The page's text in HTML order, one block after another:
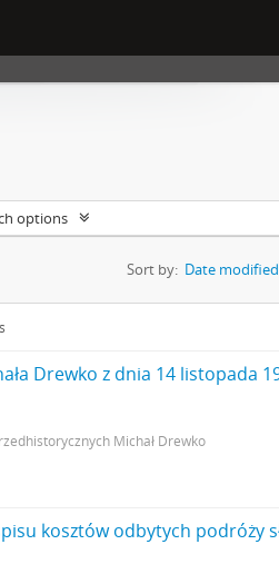
options
Sort by: Date modified
Michał Drewko